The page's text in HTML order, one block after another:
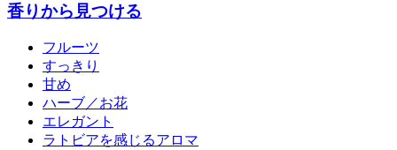
香りから見つける
フルーツ
すっきり
甘め
ハーブ／お花
エレガント
ラトビアを感じるアロマ